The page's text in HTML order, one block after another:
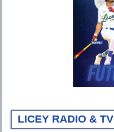
LICEY RADIO & TV